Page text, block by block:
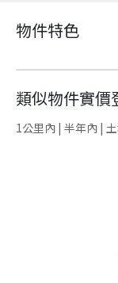
物件特色
類似物件實價
1公里內 | 半年內 |